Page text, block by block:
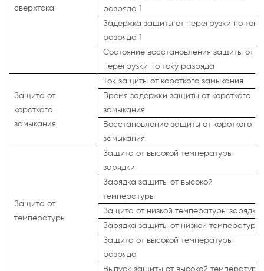
сверхтока
разряда 1
Задержка защиты от перегрузки по току
разряда 1
Состояние восстановления защиты от
перегрузки по току разряда
Защита от
короткого
замыкания
Ток защиты от короткого замыкания
Время задержки защиты от короткого
замыкания
Восстановление защиты от короткого
замыкания
Защита от
температуры
Защита от высокой температуры
зарядки
Зарядка защиты от высокой
температуры
Защита от низкой температуры зарядки
Зарядка защиты от низкой температуры
Защита от высокой температуры
разряда
Выпуск защиты от высокой температуры